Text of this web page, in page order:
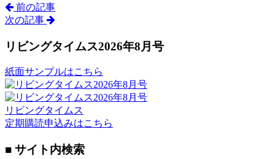
前の記事
次の記事
リビングタイムス2026年8月号
紙面サンプルはこちら
リビングタイムス
定期購読申込みはこちら
■ サイト内検索